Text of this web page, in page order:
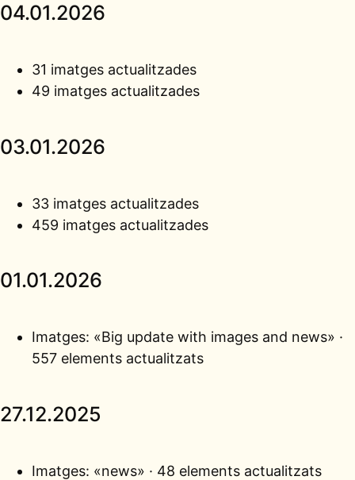
04.01.2026
31 imatges actualitzades
49 imatges actualitzades
03.01.2026
33 imatges actualitzades
459 imatges actualitzades
01.01.2026
Imatges: «Big update with images and news» ·
557 elements actualitzats
27.12.2025
Imatges: «news» · 48 elements actualitzats